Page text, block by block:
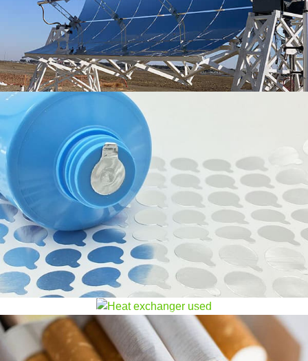
考慮事項.
フィンストックアルミホイル
フィンストックアルミ箔はエアコンなどに広く使われ
ている金属素材です。, ラジエーター, セントラルエア
コンなどの分野. 放熱効率を向上させ、熱伝達性能を
向上させることができます。.
紙巻きタバコ用アルミ箔の微圧延工程に
影響を与える要因
タバコ用アルミ箔を巻く工程, 圧延機の作業ロールの
粗さと凸性のプロセスパラメータは、アルミ箔製品の
品質に影響を与える決定的な要素です